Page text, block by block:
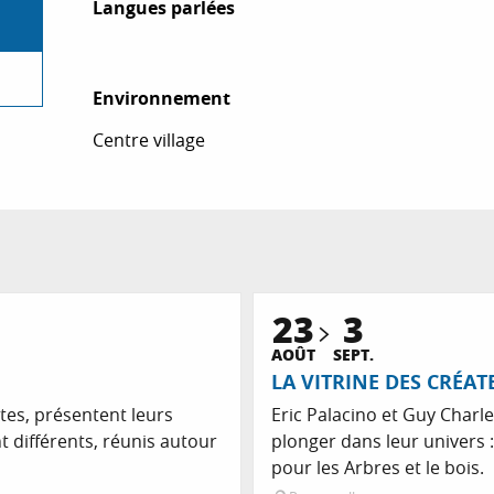
Langues parlées
Langues parlées
Environnement
Environnement
Centre village
présentent leurs
différents, réunis autour
23
AOÛT 3
SEPT.
LA VITRINE DES
Eric Palacino et Guy
plonger dans leur univers
pour les Arbres et le bois.